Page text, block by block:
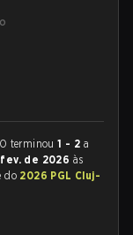
terminou1 - 2 a
de 2026 às
do 2026 PGL Cluj-